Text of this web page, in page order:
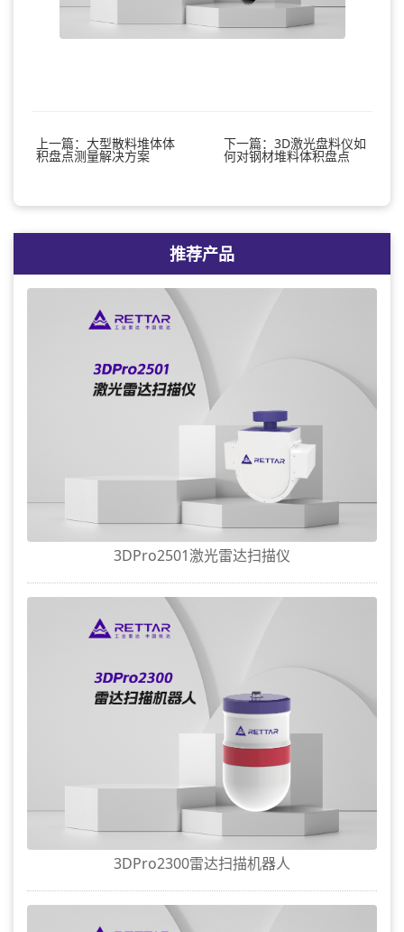
上一篇：大型散料堆体体
积盘点测量解决方案
下一篇：3D激光盘料仪如
何对钢材堆料体积盘点
推荐产品
3DPro2501激光雷达扫描仪
3DPro2300雷达扫描机器人